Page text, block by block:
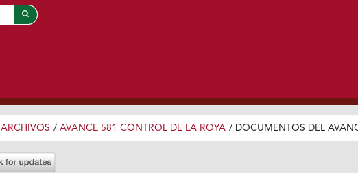
ARCHIVOS / AVANCE 581 CONTROL DE LA ROYA / DOCUMENTOS DEL